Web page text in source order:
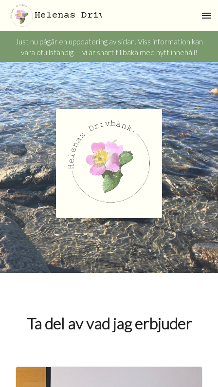
Helenas Drivbänk
Just nu pågår en uppdatering av sidan. Viss information kan
vara ofullständig — vi är snart tillbaka med nytt innehåll!
Ta del av vad jag erbjuder